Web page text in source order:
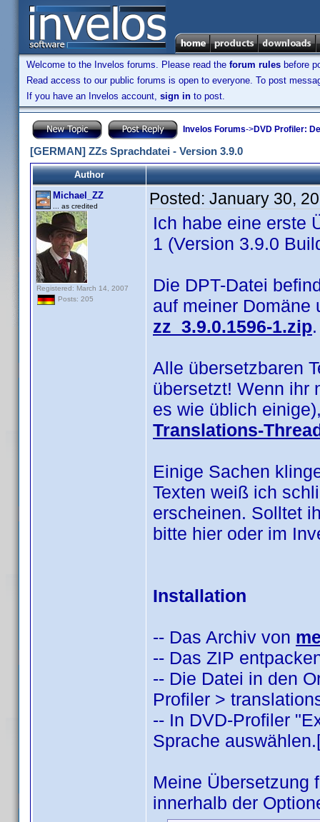
Welcome to the Invelos forums. Please read the forum rules before
Read access to our public forums is open to everyone. To post
If you have an Invelos account, sign in to post.
Invelos Forums->DVD Profiler:
[GERMAN] ZZs Sprachdatei - Version 3.9.0
Author
Michael_ZZ
... as credited
Registered: March 14, 2007
Posts: 205
Posted: January 30,
Ich habe eine erste
1 (Version 3.9.0
Die DPT-Datei
auf meiner Domäne
zz_3.9.0.1596-1.zip.
Alle übersetzbaren
übersetzt! Wenn ihr
es wie üblich
Translations-
Einige Sachen
Texten weiß ich
erscheinen. Solltet
bitte hier oder im
Installation
-- Das Archiv von
-- Das ZIP
-- Die Datei in den
Profiler >
-- In DVD-Profiler
Sprache
Meine Übersetzung
innerhalb der